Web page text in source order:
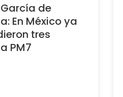
de
En México ya
tres
PM7